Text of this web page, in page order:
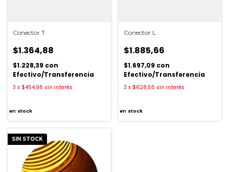
Conector T
$1.364,88
$1.228,39 con
Efectivo/Transferencia
3 x $454,96 sin interés
en stock
Conector L
$1.885,66
$1.697,09 con
Efectivo/Transferencia
3 x $628,55 sin interés
en stock
SIN STOCK